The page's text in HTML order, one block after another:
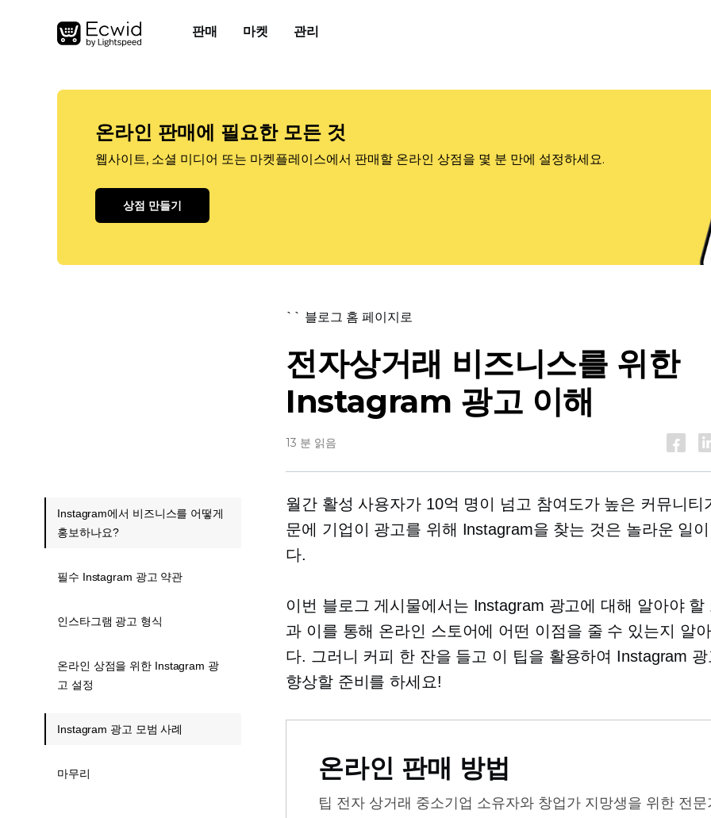
판매 마켓 관리
온라인 판매에 필요한 모든 것
웹사이트, 소셜 미디어 또는 마켓플레이스에서 판매할 온라인 상점을 몇 분 만에 설정하세요.
상점 만들기
`` 블로그 홈 페이지로
전자상거래 비즈니스를 위한
Instagram 광고 이해
13 분 읽음
월간 활성 사용자가 10억 명이 넘고 참여도가 높은 커뮤니티
문에 기업이 광고를 위해 Instagram을 찾는 것은 놀라운 일이
다.
이번 블로그 게시물에서는 Instagram 광고에 대해 알아야 할
과 이를 통해 온라인 스토어에 어떤 이점을 줄 수 있는지 알
다. 그러니 커피 한 잔을 들고 이 팁을 활용하여 Instagram
향상할 준비를 하세요!
온라인 판매 방법
팁 전자 상거래 중소기업 소유자와 창업가 지망생을 위한 전문
Instagram에서 비즈니스를 어떻게
홍보하나요?
필수 Instagram 광고 약관
인스타그램 광고 형식
온라인 상점을 위한 Instagram 광
고 설정
Instagram 광고 모범 사례
마무리